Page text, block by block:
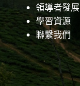
領導者發展
學習資源
聯繫我們